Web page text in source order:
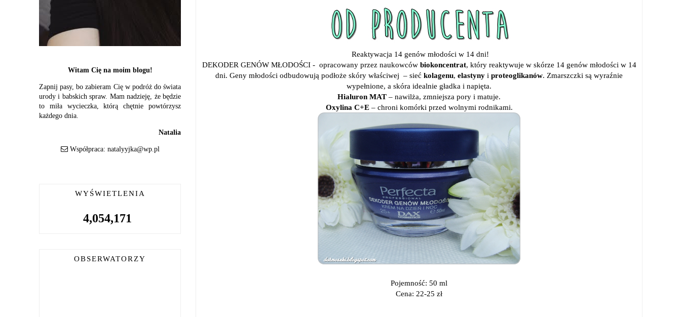
Reaktywacja 14 genów młodości w 14 dni!
DEKODER GENÓW MŁODOŚCI - opracowany przez naukowców biokoncentrat, który reaktywuje w skórze 14 genów młodości w 14
dni. Geny młodości odbudowują podłoże skóry właściwej – sieć kolagenu, elastyny i proteoglikanów. Zmarszczki są wyraźnie
wypełnione, a skóra idealnie gładka i napięta.
Hialuron MAT – nawilża, zmniejsza pory i matuje.
Oxylina C+E– chroni komórki przed wolnymi rodnikami.
Pojemność: 50 ml
Cena: 22-25 zł
Witam Cię na moim blogu!
Zapnij pasy, bo zabieram Cię w podróż do świata
urody i babskich spraw. Mam nadzieję, że będzie
to miła wycieczka, którą chętnie powtórzysz
każdego dnia.
Natalia
Współpraca: natalyyjka@wp.pl
WYŚWIETLENIA
4,054,171
OBSERWATORZY